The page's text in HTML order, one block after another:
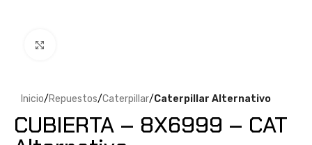
Inicio Repuestos Caterpillar Caterpillar Alternativo
CUBIERTA – 8X6999 – CAT